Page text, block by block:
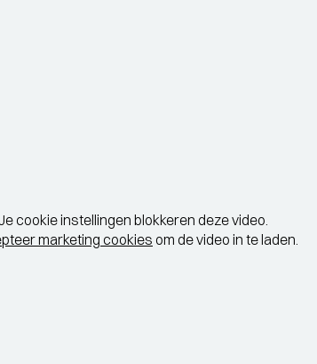
cookie instellingen blokkeren deze video.
marketing cookies om de video in te laden.